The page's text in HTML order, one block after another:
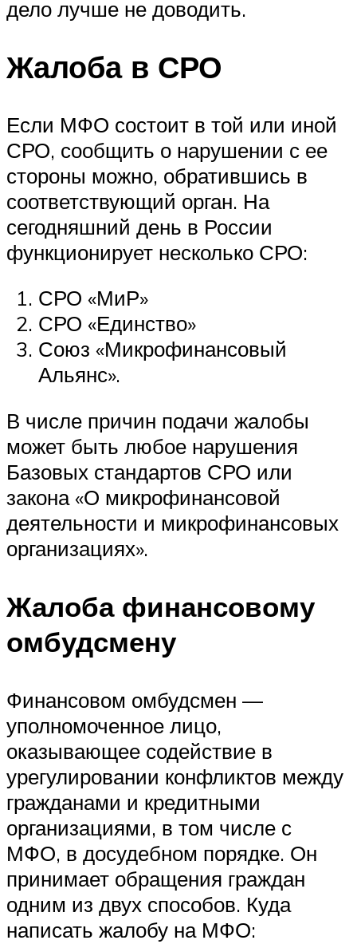
дело лучше не доводить.
Жалоба в СРО
Если МФО состоит в той или иной
СРО, сообщить о нарушении с ее
стороны можно, обратившись в
соответствующий орган. На
сегодняшний день в России
функционирует несколько СРО:
СРО «МиР»
СРО «Единство»
Союз «Микрофинансовый
Альянс».
В числе причин подачи жалобы
может быть любое нарушения
Базовых стандартов СРО или
закона «О микрофинансовой
деятельности и микрофинансовых
организациях».
Жалоба финансовому
омбудсмену
Финансовом омбудсмен —
уполномоченное лицо,
оказывающее содействие в
урегулировании конфликтов между
гражданами и кредитными
организациями, в том числе с
МФО, в досудебном порядке. Он
принимает обращения граждан
одним из двух способов. Куда
написать жалобу на МФО: